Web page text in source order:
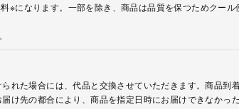
になります。一部を除き、商品は品質を保つためクール
た場合には、代品と交換させていただきます。商品到
先の都合により、商品を指定日時にお届けできなかっ